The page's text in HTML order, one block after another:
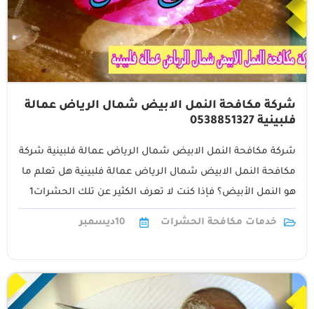
شركة مكافحة النمل الابيض شمال الرياض عمالة
فلبينية 0538851327
شركة مكافحة النمل الابيض شمال الرياض عمالة فلبينية ‎شركة
مكافحة النمل الابيض شمال الرياض عمالة فلبينية هل تعلم ما
هو النمل الأبيض؟ فإذا كنت لا تعرف الكثير عن تلك الحشرات1
خدمات مكافحة الحشرات 10ديسمبر